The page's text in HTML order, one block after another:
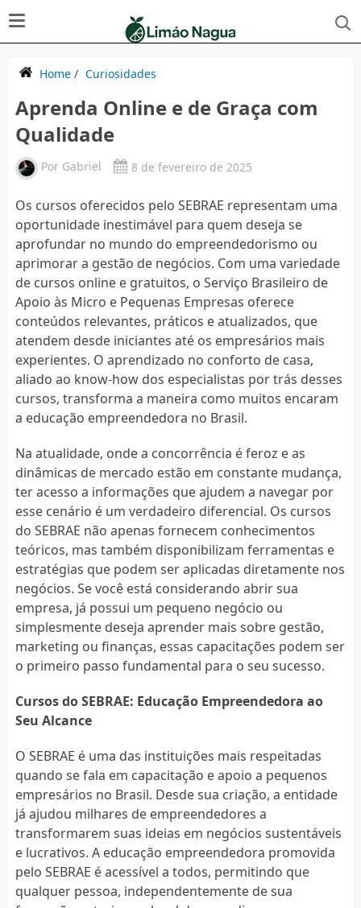
Home/ Curiosidades
Aprenda Online e de Graça com
Qualidade
Por Gabriel 8 de fevereiro de 2025
Os cursos oferecidos pelo SEBRAE representam uma
oportunidade inestimável para quem deseja se
aprofundar no mundo do empreendedorismo ou
aprimorar a gestão de negócios. Com uma variedade
de cursos online e gratuitos, o Serviço Brasileiro de
Apoio às Micro e Pequenas Empresas oferece
conteúdos relevantes, práticos e atualizados, que
atendem desde iniciantes até os empresários mais
experientes. O aprendizado no conforto de casa,
aliado ao know-how dos especialistas por trás desses
cursos, transforma a maneira como muitos encaram
a educação empreendedora no Brasil.
Na atualidade, onde a concorrência é feroz e as
dinâmicas de mercado estão em constante mudança,
ter acesso a informações que ajudem a navegar por
esse cenário é um verdadeiro diferencial. Os cursos
do SEBRAE não apenas fornecem conhecimentos
teóricos, mas também disponibilizam ferramentas e
estratégias que podem ser aplicadas diretamente nos
negócios. Se você está considerando abrir sua
empresa, já possui um pequeno negócio ou
simplesmente deseja aprender mais sobre gestão,
marketing ou finanças, essas capacitações podem ser
o primeiro passo fundamental para o seu sucesso.
Cursos do SEBRAE: Educação Empreendedora ao
Seu Alcance
O SEBRAE é uma das instituições mais respeitadas
quando se fala em capacitação e apoio a pequenos
empresários no Brasil. Desde sua criação, a entidade
já ajudou milhares de empreendedores a
transformarem suas ideias em negócios sustentáveis
e lucrativos. A educação empreendedora promovida
pelo SEBRAE é acessível a todos, permitindo que
qualquer pessoa, independentemente de sua